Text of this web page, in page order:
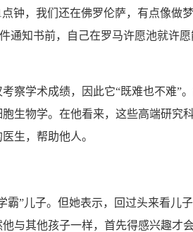
，我们还在佛罗伦萨，有点像做
通知书前，自己在罗马许愿池就许
学术成绩，因此它“既难也不难”
生物学。在他看来，这些高端研究
生，帮助他人。
”儿子。但她表示，回过头来看儿
与其他孩子一样，首先得感兴趣才会